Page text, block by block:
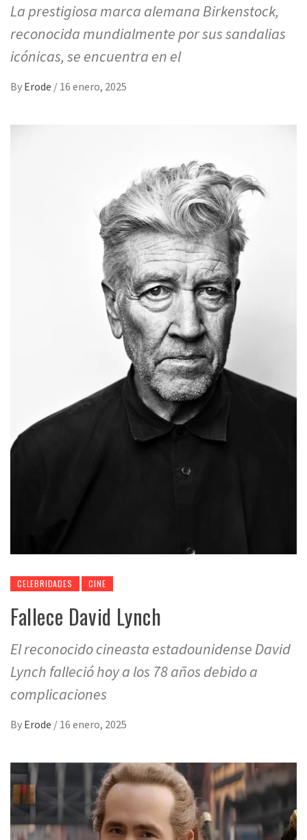
La prestigiosa marca alemana Birkenstock,
reconocida mundialmente por sus sandalias
icónicas, se encuentra en el
By Erode / 16 enero, 2025
CELEBRIDADES CINE
Fallece David Lynch
El reconocido cineasta estadounidense David
Lynch falleció hoy a los 78 años debido a
complicaciones
By Erode / 16 enero, 2025